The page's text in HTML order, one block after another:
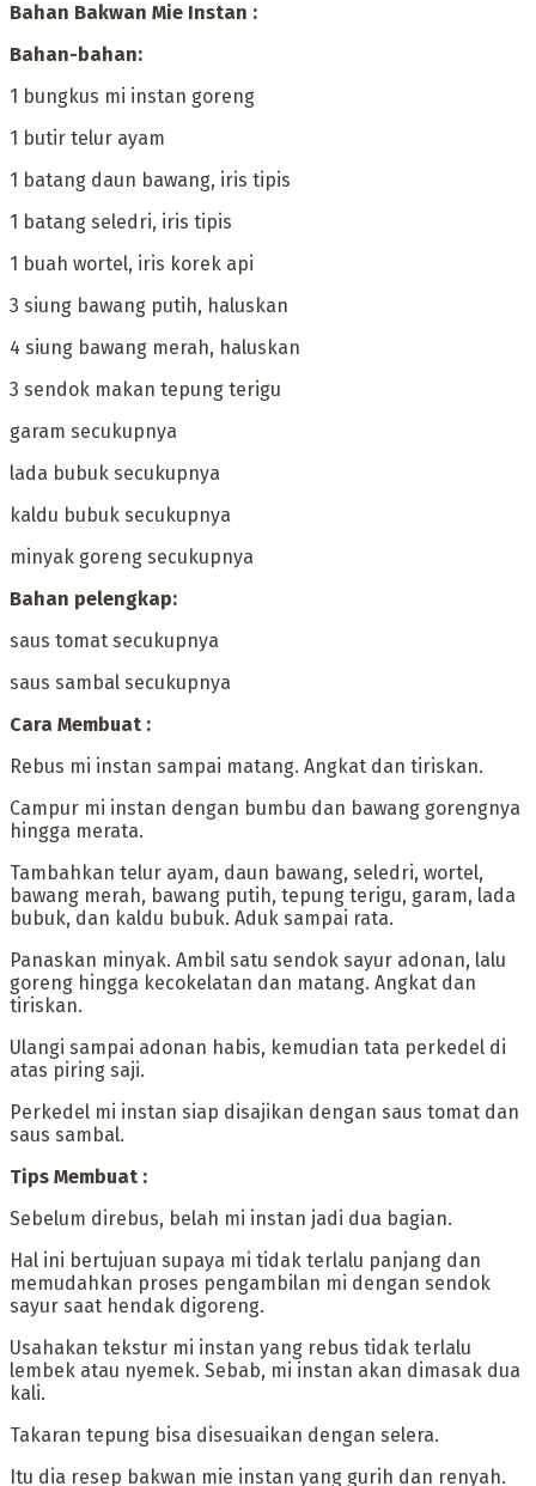
‎Bahan Bakwan Mie Instan :
‎Bahan-bahan:
‎1 bungkus mi instan goreng
‎1 butir telur ayam
‎1 batang daun bawang, iris tipis
‎1 batang seledri, iris tipis
‎1 buah wortel, iris korek api
‎3 siung bawang putih, haluskan
‎4 siung bawang merah, haluskan
‎3 sendok makan tepung terigu
‎garam secukupnya
‎lada bubuk secukupnya
‎kaldu bubuk secukupnya
‎minyak goreng secukupnya
‎Bahan pelengkap:
‎saus tomat secukupnya
‎saus sambal secukupnya
‎Cara Membuat :
‎Rebus mi instan sampai matang. Angkat dan tiriskan.
‎Campur mi instan dengan bumbu dan bawang gorengnya
hingga merata.
‎Tambahkan telur ayam, daun bawang, seledri, wortel,
bawang merah, bawang putih, tepung terigu, garam, lada
bubuk, dan kaldu bubuk. Aduk sampai rata.
‎Panaskan minyak. Ambil satu sendok sayur adonan, lalu
goreng hingga kecokelatan dan matang. Angkat dan
tiriskan.
‎Ulangi sampai adonan habis, kemudian tata perkedel di
atas piring saji.
‎Perkedel mi instan siap disajikan dengan saus tomat dan
saus sambal.
‎Tips Membuat :
‎Sebelum direbus, belah mi instan jadi dua bagian.
Hal ini bertujuan supaya mi tidak terlalu panjang dan
memudahkan proses pengambilan mi dengan sendok
sayur saat hendak digoreng.
‎Usahakan tekstur mi instan yang rebus tidak terlalu
lembek atau nyemek. Sebab, mi instan akan dimasak dua
kali.
‎Takaran tepung bisa disesuaikan dengan selera.
‎Itu dia resep bakwan mie instan yang gurih dan renyah.